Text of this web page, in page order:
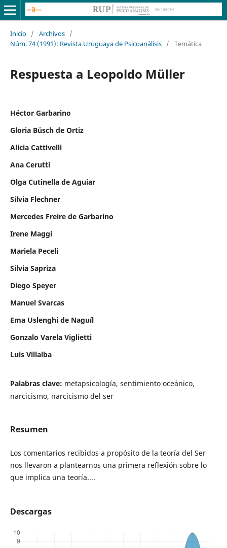
Inicio / Archivos /
Núm. 74 (1991): Revista Uruguaya de Psicoanálisis / Temática
Respuesta a Leopoldo Müller
Héctor Garbarino
Gloria Büsch de Ortiz
Alicia Cattivelli
Ana Cerutti
Olga Cutinella de Aguiar
Silvia Flechner
Mercedes Freire de Garbarino
Irene Maggi
Mariela Peceli
Silvia Sapriza
Diego Speyer
Manuel Svarcas
Ema Uslenghi de Naguíl
Gonzalo Varela Viglietti
Luis Villalba
Palabras clave: metapsicología, sentimiento oceánico,
narcicismo, narcicismo del ser
Resumen
Los comentarios recibidos a propósito de la teoría del Ser
nos llevaron a plantearnos una primera reflexión sobre lo
que implica una teoría....
Descargas